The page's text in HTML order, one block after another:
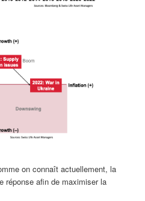
on connaît actuellement, la
réponse afin de maximiser la